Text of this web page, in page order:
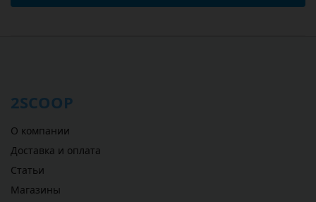
2SCOOP
О компании
Доставка и оплата
Статьи
Магазины